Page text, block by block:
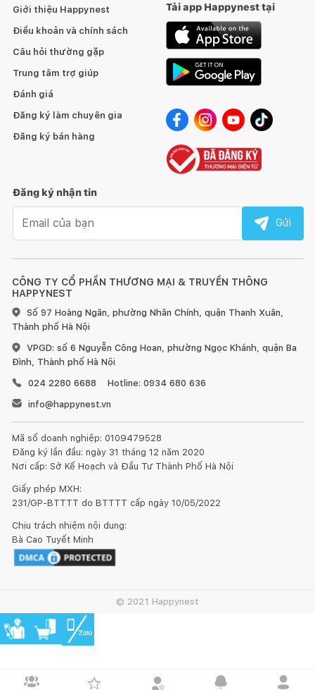
CÔNG TY CỔ PHẦN THƯƠNG MẠI & TRUYỀN THÔNG
HAPPYNEST
Số 97 Hoàng Ngân, phường Nhân Chính, quận Thanh Xuân,
Thành phố Hà Nội
VPGD: số 6 Nguyễn Công Hoan, phường Ngọc Khánh, quận Ba
Đình, Thành phố Hà Nội
024 2280 6688
Hotline: 0934 680 636
info@happynest.vn
Mã số doanh nghiệp: 0109479528
Đăng ký lần đầu: ngày 31 tháng 12 năm 2020
Nơi cấp: Sở Kế Hoạch và Đầu Tư Thành Phố Hà Nội
Giấy phép MXH:
231/GP-BTTTT do BTTTT cấp ngày 10/05/2022
Chịu trách nhiệm nội dung:
Bà Cao Tuyết Minh
Giới thiệu Happynest
Điều khoản và chính sách
Câu hỏi thường gặp
Trung tâm trợ giúp
Đánh giá
Đăng ký làm chuyên gia
Đăng ký bán hàng
Tải app Happynest tại
Đăng ký nhận tin
Gửi
© 2021 Happynest